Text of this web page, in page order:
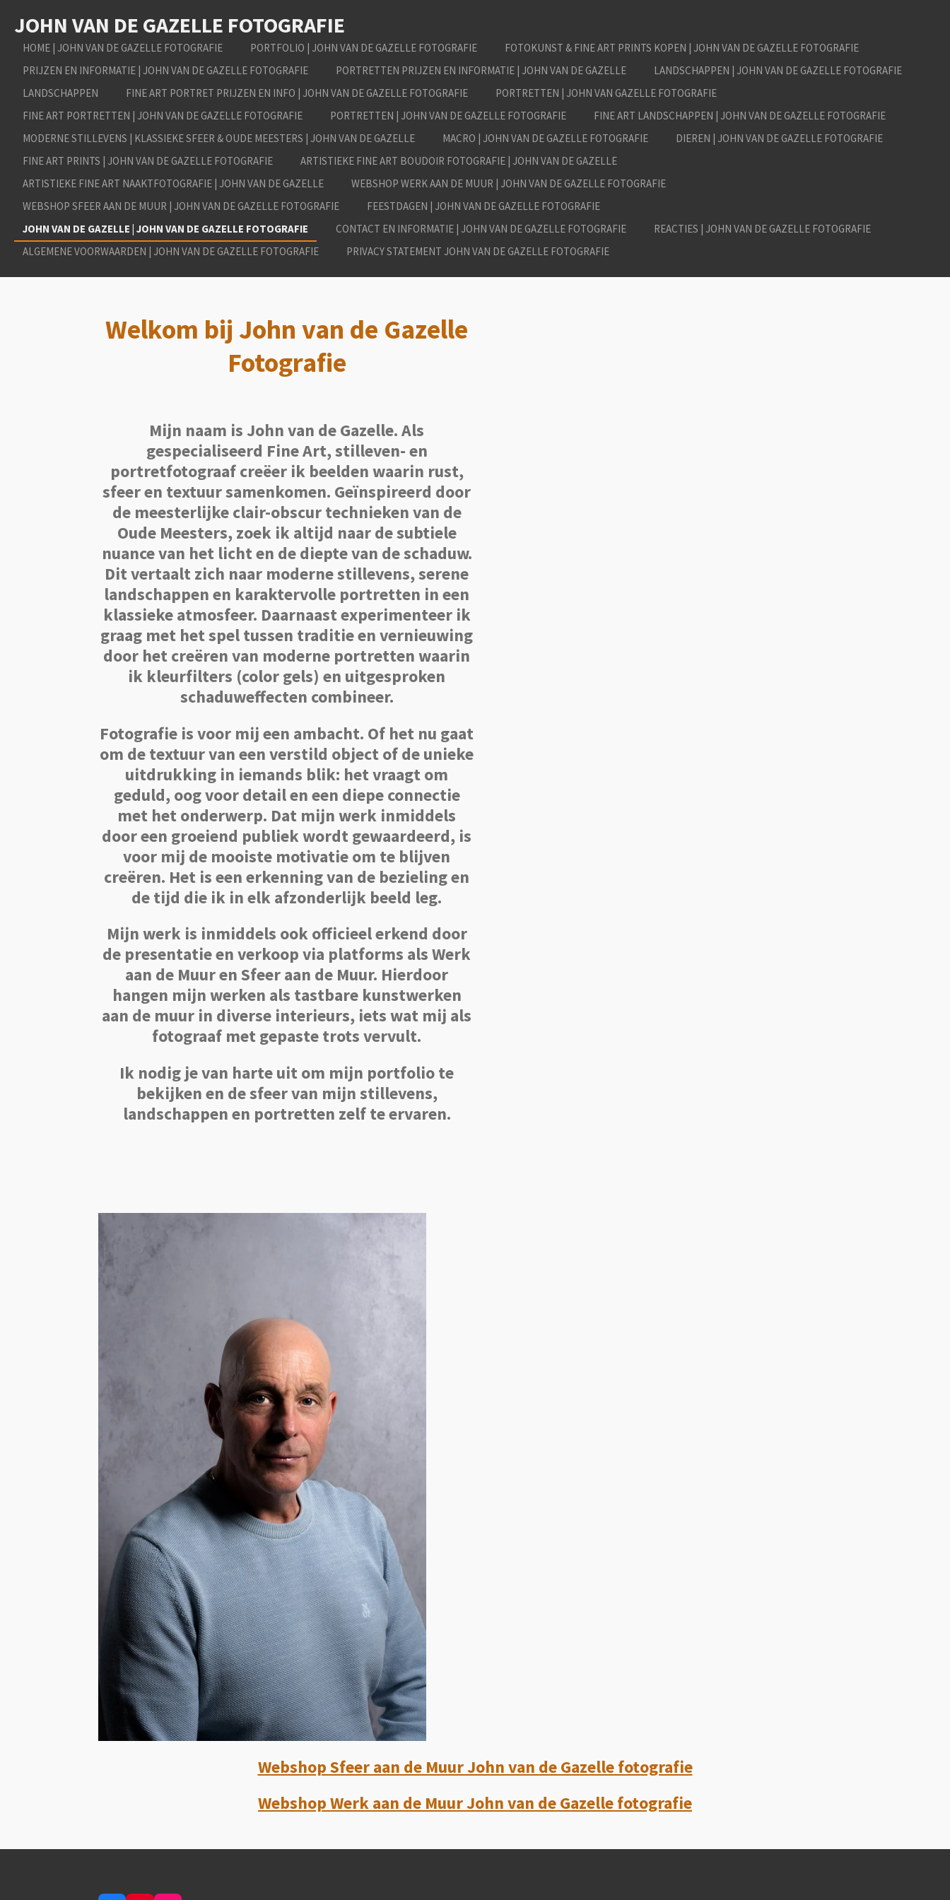
direct
naar
hoofdinhoud
JOHN VAN DE GAZELLE FOTOGRAFIE
HOME | JOHN VAN DE GAZELLE FOTOGRAFIE PORTFOLIO | JOHN VAN DE GAZELLE FOTOGRAFIE
FOTOKUNST & FINE ART PRINTS KOPEN | JOHN VAN DE GAZELLE FOTOGRAFIE
PRIJZEN EN INFORMATIE | JOHN VAN DE GAZELLE FOTOGRAFIE
PORTRETTEN PRIJZEN EN INFORMATIE | JOHN VAN DE GAZELLE
LANDSCHAPPEN | JOHN VAN DE GAZELLE FOTOGRAFIE
LANDSCHAPPEN
FINE ART PORTRET PRIJZEN EN INFO | JOHN VAN DE GAZELLE FOTOGRAFIE
PORTRETTEN | JOHN VAN GAZELLE FOTOGRAFIE
FINE ART PORTRETTEN | JOHN VAN DE GAZELLE FOTOGRAFIE
PORTRETTEN | JOHN VAN DE GAZELLE FOTOGRAFIE
FINE ART LANDSCHAPPEN | JOHN VAN DE GAZELLE FOTOGRAFIE
MODERNE STILLEVENS | KLASSIEKE SFEER & OUDE MEESTERS | JOHN VAN DE GAZELLE
MACRO | JOHN VAN DE GAZELLE FOTOGRAFIE
DIEREN | JOHN VAN DE GAZELLE FOTOGRAFIE
FINE ART PRINTS | JOHN VAN DE GAZELLE FOTOGRAFIE
ARTISTIEKE FINE ART BOUDOIR FOTOGRAFIE | JOHN VAN DE GAZELLE
ARTISTIEKE FINE ART NAAKTFOTOGRAFIE | JOHN VAN DE GAZELLE
WEBSHOP WERK AAN DE MUUR | JOHN VAN DE GAZELLE FOTOGRAFIE
WEBSHOP SFEER AAN DE MUUR | JOHN VAN DE GAZELLE FOTOGRAFIE
FEESTDAGEN | JOHN VAN DE GAZELLE FOTOGRAFIE
JOHN VAN DE GAZELLE | JOHN VAN DE GAZELLE FOTOGRAFIE
CONTACT EN INFORMATIE | JOHN VAN DE GAZELLE FOTOGRAFIE
REACTIES | JOHN VAN DE GAZELLE FOTOGRAFIE
ALGEMENE VOORWAARDEN | JOHN VAN DE GAZELLE FOTOGRAFIE
PRIVACY STATEMENT JOHN VAN DE GAZELLE FOTOGRAFIE
Welkom bij John van de Gazelle
Fotografie
Mijn naam is John van de Gazelle. Als
gespecialiseerd Fine Art, stilleven- en
portretfotograaf creëer ik beelden waarin rust,
sfeer en textuur samenkomen. Geïnspireerd door
de meesterlijke clair-obscur technieken van de
Oude Meesters, zoek ik altijd naar de subtiele
nuance van het licht en de diepte van de schaduw.
Dit vertaalt zich naar moderne stillevens, serene
landschappen en karaktervolle portretten in een
klassieke atmosfeer. Daarnaast experimenteer ik
graag met het spel tussen traditie en vernieuwing
door het creëren van moderne portretten waarin
ik kleurfilters (color gels) en uitgesproken
schaduweffecten combineer.
Fotografie is voor mij een ambacht. Of het nu gaat
om de textuur van een verstild object of de unieke
uitdrukking in iemands blik: het vraagt om
geduld, oog voor detail en een diepe connectie
met het onderwerp. Dat mijn werk inmiddels
door een groeiend publiek wordt gewaardeerd, is
voor mij de mooiste motivatie om te blijven
creëren. Het is een erkenning van de bezieling en
de tijd die ik in elk afzonderlijk beeld leg.
Mijn werk is inmiddels ook officieel erkend door
de presentatie en verkoop via platforms als Werk
aan de Muur en Sfeer aan de Muur. Hierdoor
hangen mijn werken als tastbare kunstwerken
aan de muur in diverse interieurs, iets wat mij als
fotograaf met gepaste trots vervult.
Ik nodig je van harte uit om mijn portfolio te
bekijken en de sfeer van mijn stillevens,
landschappen en portretten zelf te ervaren.
Webshop Sfeer aan de Muur John van de Gazelle fotografie
Webshop Werk aan de Muur John van de Gazelle fotografie